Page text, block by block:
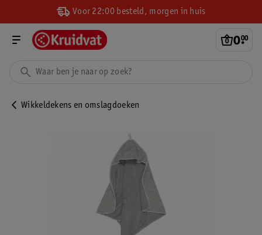
Voor 22:00 besteld, morgen in huis
0.
00
Wikkeldekens en omslagdoeken